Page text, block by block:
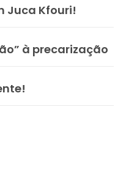
Juca Kfouri!
à precarização